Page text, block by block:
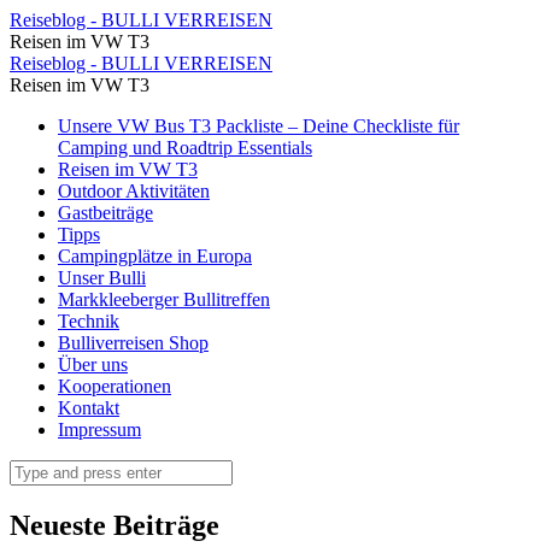
IMG_9211
⋆
Reiseblog
BULLI
VERREISEN
Reiseblog - BULLI VERREISEN
Reisen im VW T3
IMG_9211
⋆
Reiseblog
BULLI
VERREISEN
Reiseblog - BULLI VERREISEN
Reisen im VW T3
Skip
content
Unsere VW Bus T3 Packliste – Deine Checkliste für
Camping und Roadtrip Essentials
Reisen im VW T3
Outdoor Aktivitäten
Gastbeiträge
Tipps
Campingplätze in Europa
Unser Bulli
Markkleeberger Bullitreffen
Technik
Bulliverreisen Shop
Über uns
Kooperationen
Kontakt
Impressum
Search
Neueste Beiträge